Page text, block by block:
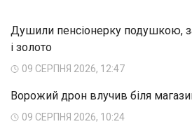
Душили пенсіонерку подушкою,
і золото
09 СЕРПНЯ 2026, 12:47
Ворожий дрон влучив біля
09 СЕРПНЯ 2026, 10:24